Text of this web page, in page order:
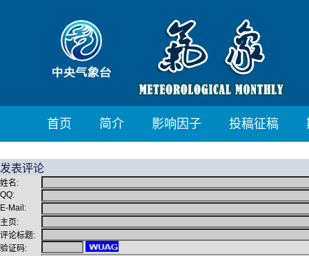
首页 简介 影响因子 投稿征稿
发表评论
姓名:
QQ:
E-Mail:
主页:
评论标题:
验证码: